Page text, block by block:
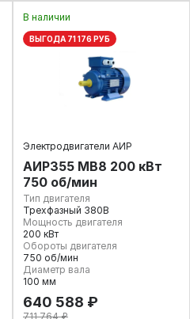
В наличии
ВЫГОДА 71 176 РУБ
Электродвигатели АИР
АИР355 МВ8 200 кВт
750 об/мин
Тип двигателя
Трехфазный 380В
Мощность двигателя
200 кВт
Обороты двигателя
750 об/мин
Диаметр вала
100 мм
640 588 ₽
711 764 ₽